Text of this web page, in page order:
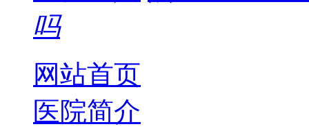
吗
网站首页
医院简介